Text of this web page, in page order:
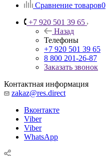
Сравнение товаров0
+7 920 501 39 65
Назад
Телефоны
+7 920 501 39 65
8 800 201-26-87
Заказать звонок
Контактная информация
zakaz@res.direct
Вконтакте
Viber
Viber
WhatsApp